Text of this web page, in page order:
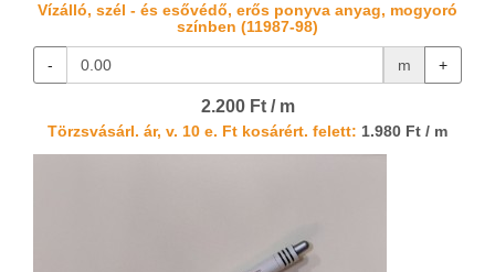
Vízálló, szél - és esővédő, erős ponyva anyag, mogyoró
színben (11987-98)
- m +
2.200 Ft / m
Törzsvásárl. ár, v. 10 e. Ft kosárért. felett: 1.980 Ft / m